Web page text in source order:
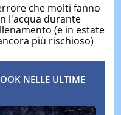
che molti fanno
l'acqua durante
(e in estate
più rischioso)
NELLE ULTIME